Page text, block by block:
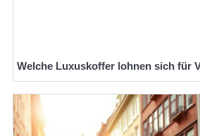
Welche Luxuskoffer lohnen sich für